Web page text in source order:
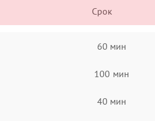
Срок
60 мин
100 мин
40 мин